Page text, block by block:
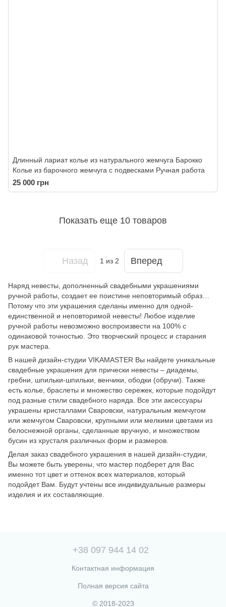
Длинный лариат колье из натурального жемчуга Барокко
Колье из барочного жемчуга с подвесками Ручная работа
25 000 грн
Показать еще 10 товаров
Назад 1 из 2 Вперед
Наряд невесты, дополненный свадебными украшениями
ручной работы, создает ее поистине неповторимый образ…
Потому что эти украшения сделаны именно для одной-
единственной и неповторимой невесты! Любое изделие
ручной работы невозможно воспроизвести на 100% с
одинаковой точностью. Это творческий процесс и старания
рук мастера.
В нашей дизайн-студии VIKAMASTER Вы найдете уникальные
свадебные украшения для прически невесты – диадемы,
гребни, шпильки-шпильки, венчики, ободки (обручи). Также
есть колье, браслеты и множество сережек, которые подойдут
под разные стили свадебного наряда. Все эти аксессуары
украшены кристаллами Сваровски, натуральным жемчугом
или жемчугом Сваровски, крупными или мелкими цветами из
белоснежной органы, сделанные вручную, и множеством
бусин из хрусталя различных форм и размеров.
Делая заказ свадебного украшения в нашей дизайн-студии,
Вы можете быть уверены, что мастер подберет для Вас
именно тот цвет и оттенок всех материалов, который
подойдет Вам. Будут учтены все индивидуальные размеры
изделия и их составляющие.
+38 097 944 14 02
Контактная информация
Полная версия сайта
© 2018-2023